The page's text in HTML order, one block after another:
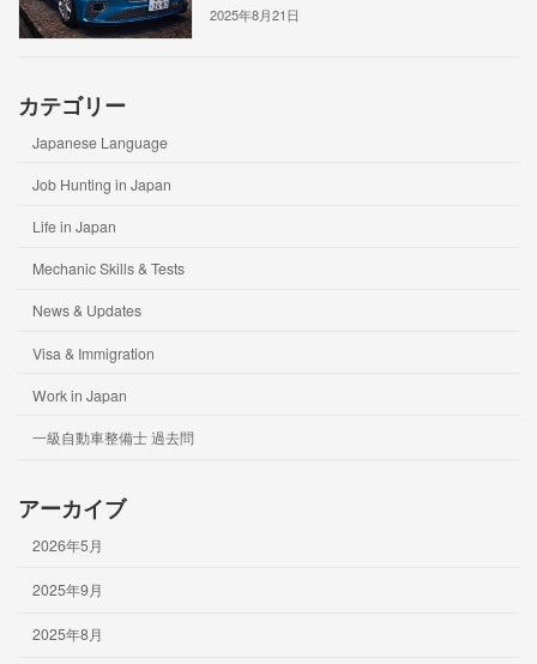
2025年8月21日
カテゴリー
Japanese Language
Job Hunting in Japan
Life in Japan
Mechanic Skills & Tests
News & Updates
Visa & Immigration
Work in Japan
一級自動車整備士 過去問
アーカイブ
2026年5月
2025年9月
2025年8月